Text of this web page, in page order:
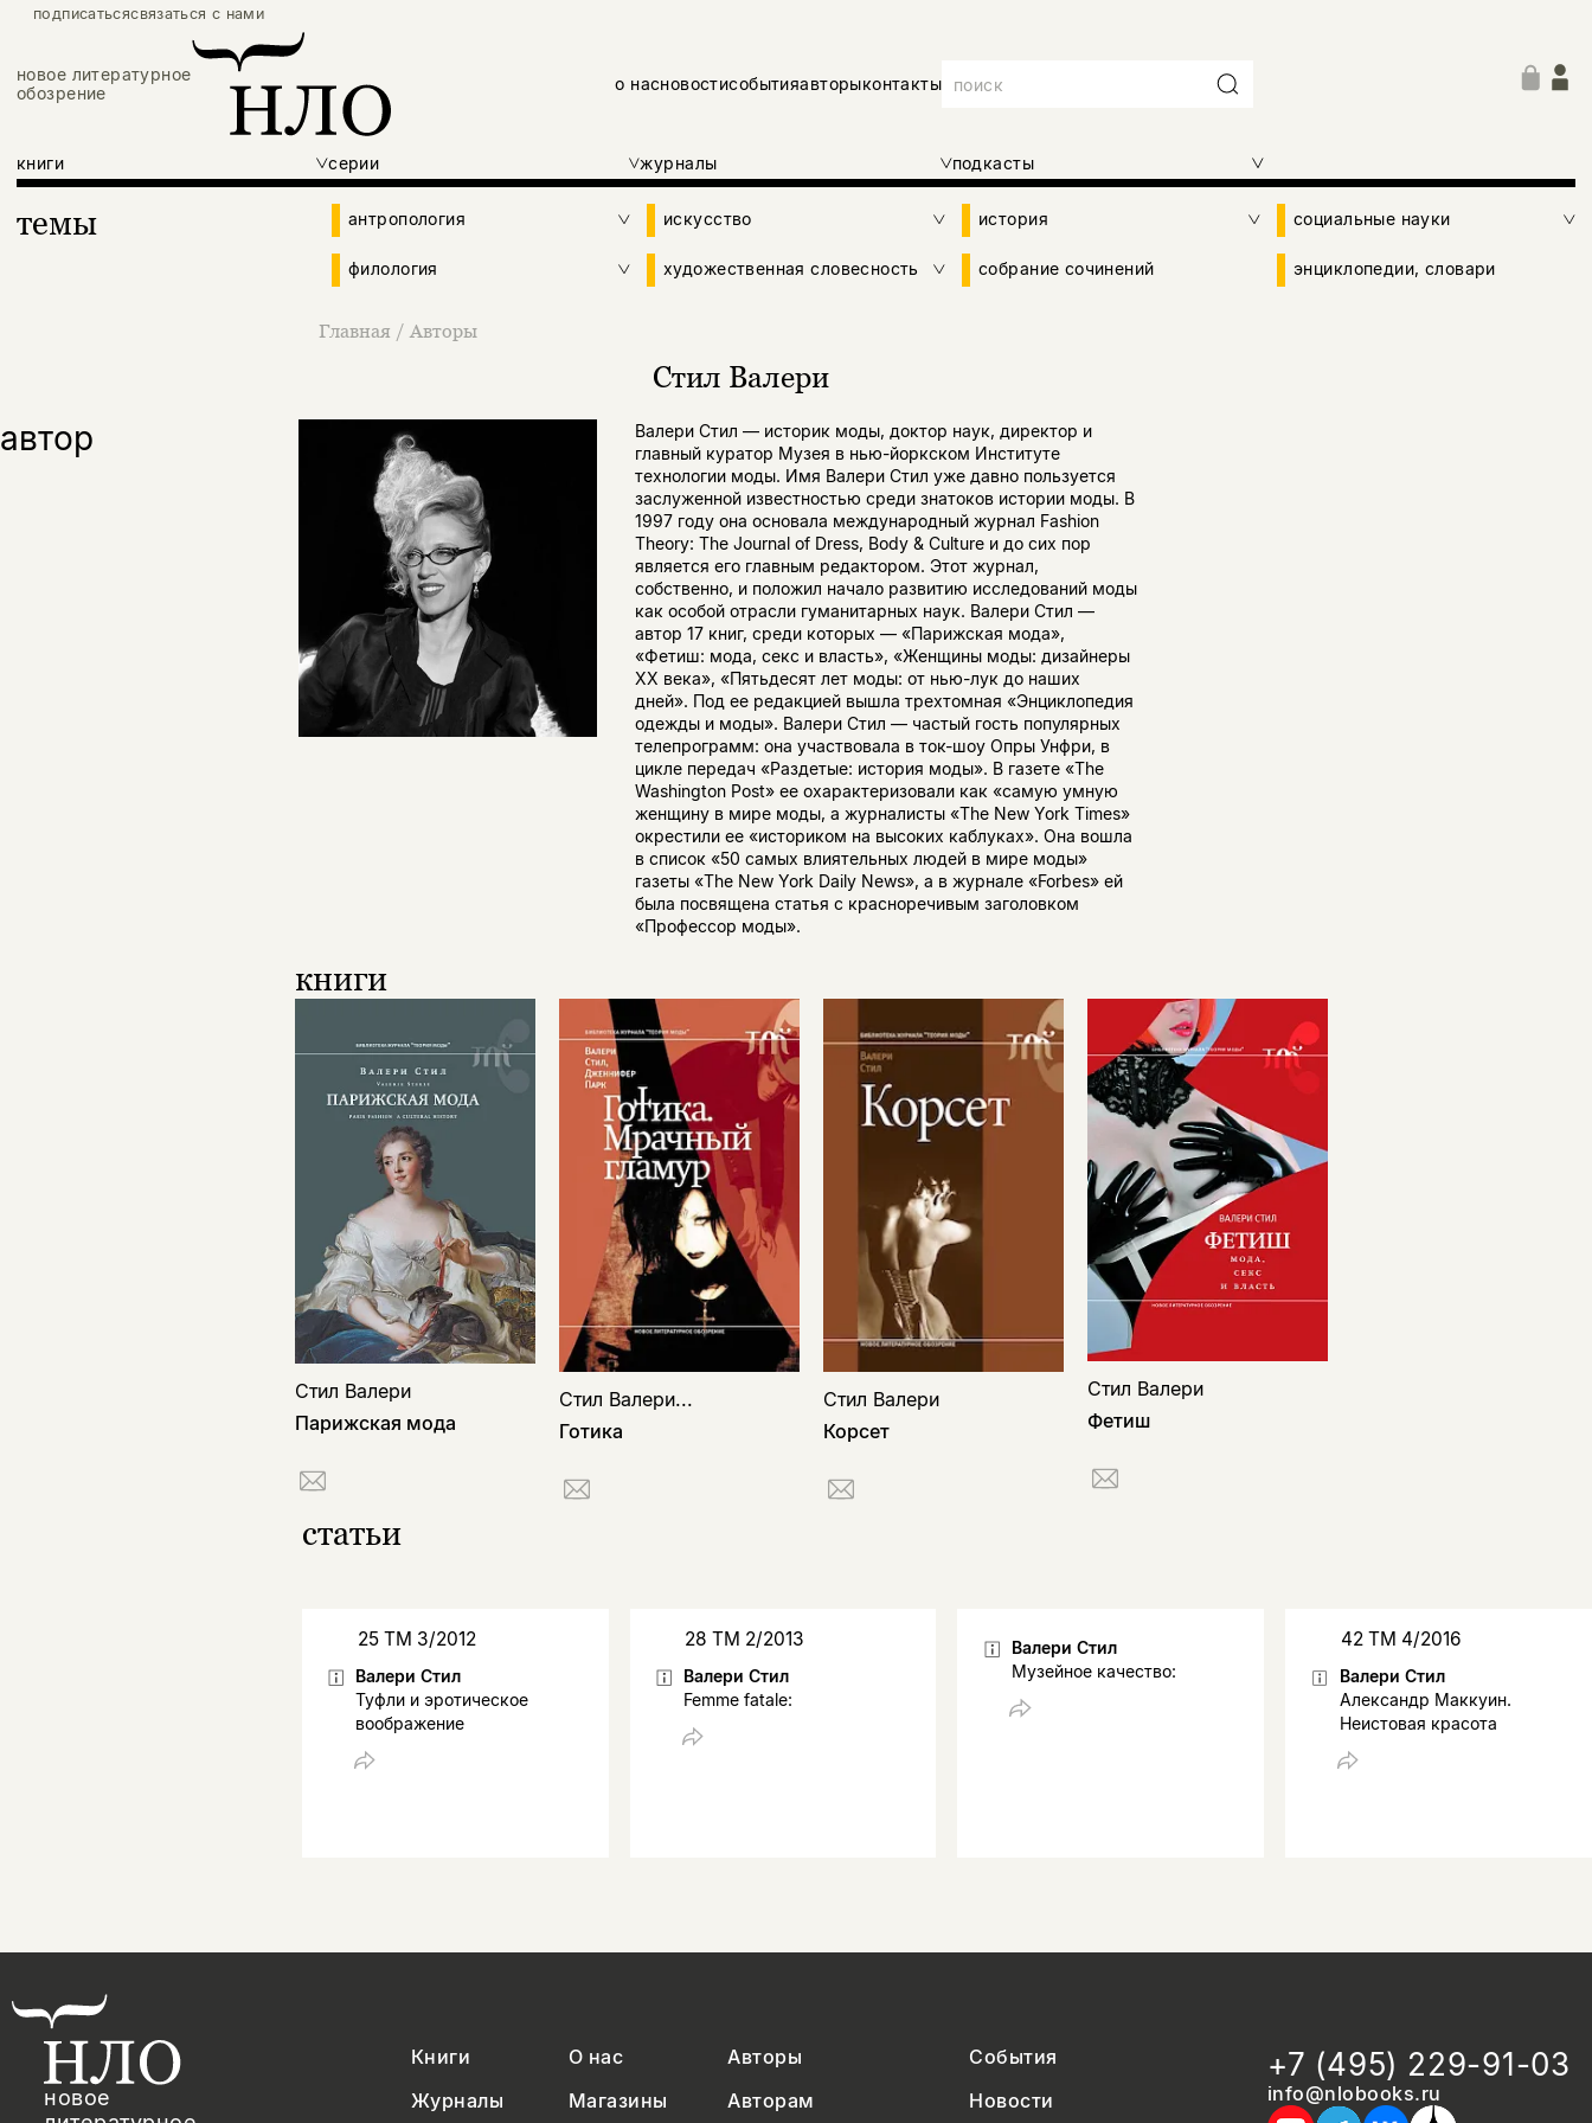
подписатьсясвязаться с нами
новое литературное
обозрение
о насновостисобытияавторыконтакты
книги серии журналы подкасты
темы антропология искусство история социальные науки
филология художественная словесность собрание сочинений энциклопедии, словари
Главная / Авторы
Стил Валери
автор
Валери Стил — историк моды, доктор наук, директор и
главный куратор Музея в нью-йоркском Институте
технологии моды. Имя Валери Стил уже давно пользуется
заслуженной известностью среди знатоков истории моды. В
1997 году она основала международный журнал Fashion
Theory: The Journal of Dress, Body & Culture и до сих пор
является его главным редактором. Этот журнал,
собственно, и положил начало развитию исследований моды
как особой отрасли гуманитарных наук. Валери Стил —
автор 17 книг, среди которых — «Парижская мода»,
«Фетиш: мода, секс и власть», «Женщины моды: дизайнеры
XX века», «Пятьдесят лет моды: от нью-лук до наших
дней». Под ее редакцией вышла трехтомная «Энциклопедия
одежды и моды». Валери Стил — частый гость популярных
телепрограмм: она участвовала в ток-шоу Опры Унфри, в
цикле передач «Раздетые: история моды». В газете «The
Washington Post» ее охарактеризовали как «самую умную
женщину в мире моды, а журналисты «The New York Times»
окрестили ее «историком на высоких каблуках». Она вошла
в список «50 самых влиятельных людей в мире моды»
газеты «The New York Daily News», а в журнале «Forbes» ей
была посвящена статья с красноречивым заголовком
«Профессор моды».
книги
Стил Валери
Парижская мода
Стил Валери...
Готика
Стил Валери
Корсет
Стил Валери
Фетиш
статьи
25 ТМ 3/2012
Валери Стил
Туфли и эротическое
воображение
28 ТМ 2/2013
Валери Стил
Femme fatale:
Валери Стил
Музейное качество:
42 ТМ 4/2016
Валери Стил
Александр Маккуин.
Неистовая красота
новое
Книги О нас Авторы
События
Журналы
Магазины Авторам Новости
+7 (495) 229-91-03
info@nlobooks.ru